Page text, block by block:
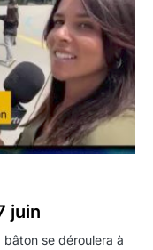
juin
bâton se déroulera à